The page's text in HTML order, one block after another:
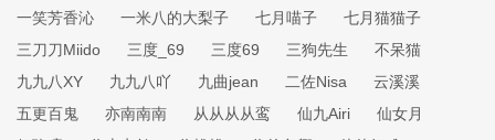
一笑芳香沁
一米八的大梨子 七月喵子
七月猫猫子
三刀刀Miido
三度_69 三度69 三狗先生
不呆猫
九九八XY
九九八吖 九曲jean 二佐Nisa
云溪溪
五更百鬼
亦南南南 从从从从鸾 仙九Airi
仙女月